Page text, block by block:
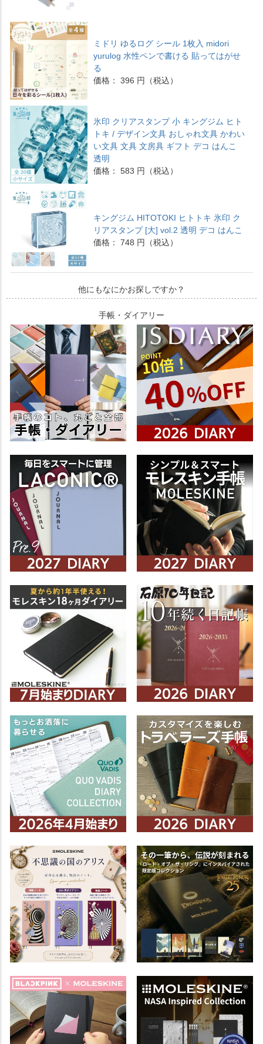
ミドリ ゆるログ シール 1枚入 midori
yurulog 水性ペンで書ける 貼ってはがせ
る
価格： 396 円（税込）
氷印 クリアスタンプ 小 キングジム ヒト
トキ / デザイン文具 おしゃれ文具 かわい
い文具 文具 文房具 ギフト デコ はんこ
透明
価格： 583 円（税込）
キングジム HITOTOKI ヒトトキ 氷印 ク
リアスタンプ [大] vol.2 透明 デコ はんこ
価格： 748 円（税込）
他にもなにかお探しですか？
手帳・ダイアリー